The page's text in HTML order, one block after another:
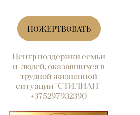
ПОЖЕРТВОВАТЬ
Центр поддержки семьи
и людей, оказавшихся в
трудной жизненной
ситуации "СТИЛИАН"
+375297932390